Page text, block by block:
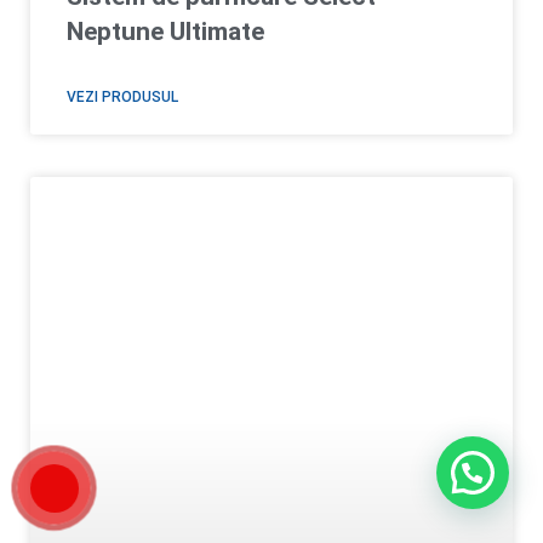
Neptune Ultimate
VEZI PRODUSUL